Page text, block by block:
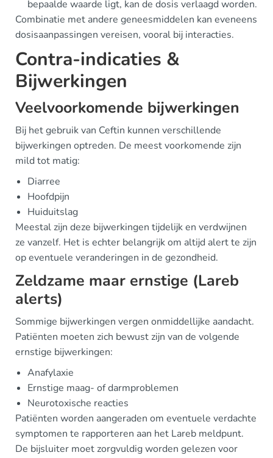
bepaalde waarde ligt, kan de dosis verlaagd worden.
Combinatie met andere geneesmiddelen kan eveneens
dosisaanpassingen vereisen, vooral bij interacties.
Contra-indicaties &
Bijwerkingen
Veelvoorkomende bijwerkingen
Bij het gebruik van Ceftin kunnen verschillende
bijwerkingen optreden. De meest voorkomende zijn
mild tot matig:
Diarree
Hoofdpijn
Huiduitslag
Meestal zijn deze bijwerkingen tijdelijk en verdwijnen
ze vanzelf. Het is echter belangrijk om altijd alert te zijn
op eventuele veranderingen in de gezondheid.
Zeldzame maar ernstige (Lareb
alerts)
Sommige bijwerkingen vergen onmiddellijke aandacht.
Patiënten moeten zich bewust zijn van de volgende
ernstige bijwerkingen:
Anafylaxie
Ernstige maag- of darmproblemen
Neurotoxische reacties
Patiënten worden aangeraden om eventuele verdachte
symptomen te rapporteren aan het Lareb meldpunt.
De bijsluiter moet zorgvuldig worden gelezen voor